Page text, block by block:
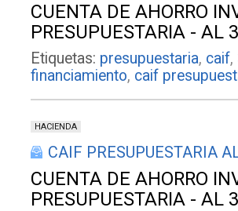
CUENTA DE AHORRO
PRESUPUESTARIA - AL
Etiquetas: presupuestaria, caif,
financiamiento, caif
HACIENDA
CAIF PRESUPUESTARIA
CUENTA DE AHORRO
PRESUPUESTARIA - AL